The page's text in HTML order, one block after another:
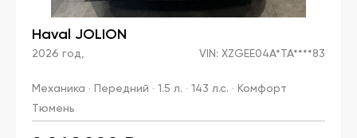
Haval JOLION
2026 год, VIN: XZGEE04A*TA****83
Механика · Передний · 1.5 л. · 143 л.с. · Комфорт
Тюмень